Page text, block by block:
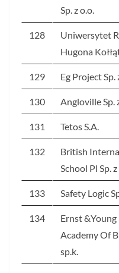
Sp. z o.o.
128
Uniwersytet
Hugona
129 Eg Project Sp.
130 Angloville Sp.
131 Tetos S.A.
132
British
School Pl Sp.
133 Safety Logic
134
Ernst &Young
Academy Of
sp.k.